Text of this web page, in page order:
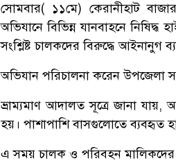
সোমবার( ১১মে) কেরানীহাট
অভিযানে বিভিন্ন যানবাহনে নিষিদ্ধ
সংশ্লিষ্ট চালকদের বিরুদ্ধে আইনানুগ
অভিযান পরিচালনা করেন উপজেলা
ভ্রাম্যমাণ আদালত সূত্রে জানা
হয়। পাশাপাশি বাসগুলোতে ব্যবহৃত
এ সময় চালক ও পরিবহন মালিকদের